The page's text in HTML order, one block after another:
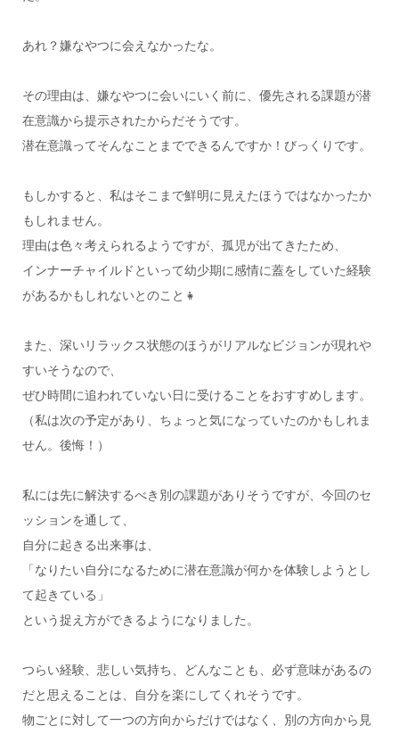
あれ？嫌なやつに会えなかったな。
その理由は、嫌なやつに会いにいく前に、優先される課題が潜
在意識から提示されたからだそうです。
潜在意識ってそんなことまでできるんですか！びっくりです。
もしかすると、私はそこまで鮮明に見えたほうではなかったか
もしれません。
理由は色々考えられるようですが、孤児が出てきたため、
インナーチャイルドといって幼少期に感情に蓋をしていた経験
があるかもしれないとのこと👧
また、深いリラックス状態のほうがリアルなビジョンが現れや
すいそうなので、
ぜひ時間に追われていない日に受けることをおすすめします。
（私は次の予定があり、ちょっと気になっていたのかもしれま
せん。後悔！）
私には先に解決するべき別の課題がありそうですが、今回のセ
ッションを通して、
自分に起きる出来事は、
「なりたい自分になるために潜在意識が何かを体験しようとし
て起きている」
という捉え方ができるようになりました。
つらい経験、悲しい気持ち、どんなことも、必ず意味があるの
だと思えることは、自分を楽にしてくれそうです。
物ごとに対して一つの方向からだけではなく、別の方向から見